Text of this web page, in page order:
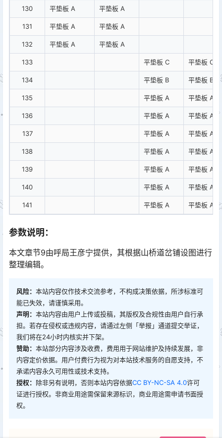
130 平垫板 A 平垫板 A
131 平垫板 A 平垫板 A
132 平垫板 A 平垫板 A
133 平垫板 C 平垫板 C
134 平垫板 B 平垫板 B
135 平垫板 A 平垫板 A
136 平垫板 A 平垫板 A
137 平垫板 A 平垫板 A
138 平垫板 A 平垫板 A
139 平垫板 A 平垫板 A
140 平垫板 A 平垫板 A
141 平垫板 A 平垫板 A
参数说明：
本文章节9由呼局王彦宁提供，其根据山桥道岔铺设图进行
整理编辑。
风险： 本站内容仅作技术交流参考，不构成决策依据，所涉标准可
能已失效，请谨慎采用。
声明： 本站内容由用户上传或投稿，其版权及合规性由用户自行承
担。若存在侵权或违规内容，请通过左侧「举报」通道提交举证，
我们将在24小时内核实并下架。
赞助： 本站部分内容涉及收费，费用用于网站维护及持续发展，非
内容定价依据。用户付费行为视为对本站技术服务的自愿支持，不
承诺内容永久可用性或技术支持。
授权： 除非另有说明，否则本站内容依据CC BY-NC-SA 4.0许可
证进行授权。非商业用途需保留来源标识，商业用途需申请书面授
权。